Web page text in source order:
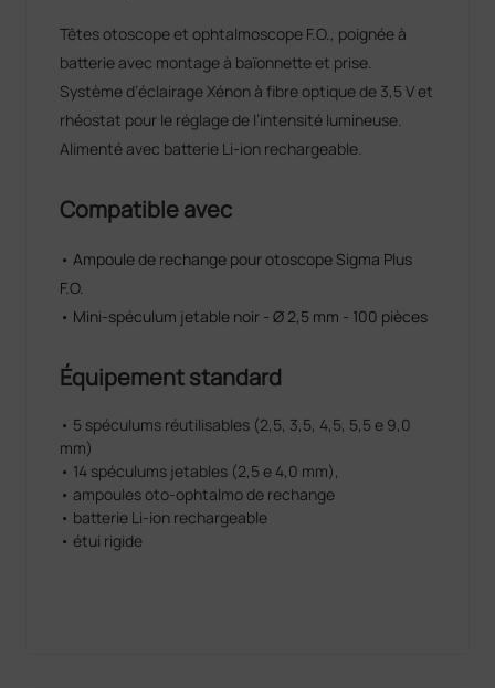
Têtes otoscope et ophtalmoscope F.O., poignée à
batterie avec montage à baïonnette et prise.
Système d’éclairage Xénon à fibre optique de 3,5 V et
rhéostat pour le réglage de l’intensité lumineuse.
Alimenté avec batterie Li-ion rechargeable.
Compatible avec
• Ampoule de rechange pour otoscope Sigma Plus
F.O.
• Mini-spéculum jetable noir - Ø 2,5 mm - 100 pièces
Équipement standard
• 5 spéculums réutilisables (2,5, 3,5, 4,5, 5,5 e 9,0
mm)
• 14 spéculums jetables (2,5 e 4,0 mm),
• ampoules oto-ophtalmo de rechange
• batterie Li-ion rechargeable
• étui rigide